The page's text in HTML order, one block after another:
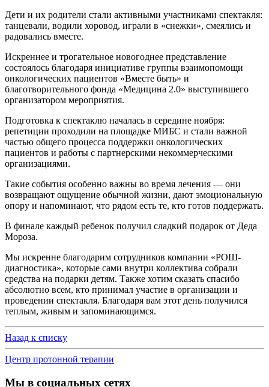
Дети и их родители стали активными участниками спектакля:
танцевали, водили хоровод, играли в «снежки», смеялись и
радовались вместе.
Искреннее и трогательное новогоднее представление
состоялось благодаря инициативе группы взаимопомощи
онкологических пациентов «Вместе быть» и
благотворительного фонда «Медицина 2.0» выступившего
организатором мероприятия.
Подготовка к спектаклю началась в середине ноября:
репетиции проходили на площадке МИБС и стали важной
частью общего процесса поддержки онкологических
пациентов и работы с партнерскими некоммерческими
организациями.
Такие события особенно важны во время лечения — они
возвращают ощущение обычной жизни, дают эмоциональную
опору и напоминают, что рядом есть те, кто готов поддержать.
В финале каждый ребенок получил сладкий подарок от Деда
Мороза.
Мы искренне благодарим сотрудников компании «РОШ-
диагностика», которые сами внутри коллектива собрали
средства на подарки детям. Также хотим сказать спасибо
абсолютно всем, кто принимал участие в организации и
проведении спектакля. Благодаря вам этот день получился
теплым, живым и запоминающимся.
Назад к списку
Центр протонной терапии
Мы в социальных сетях